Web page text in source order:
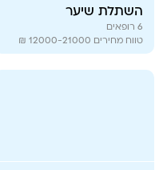
השתלת שיער
6 רופאים
טווח מחירים 12000-21000 ₪